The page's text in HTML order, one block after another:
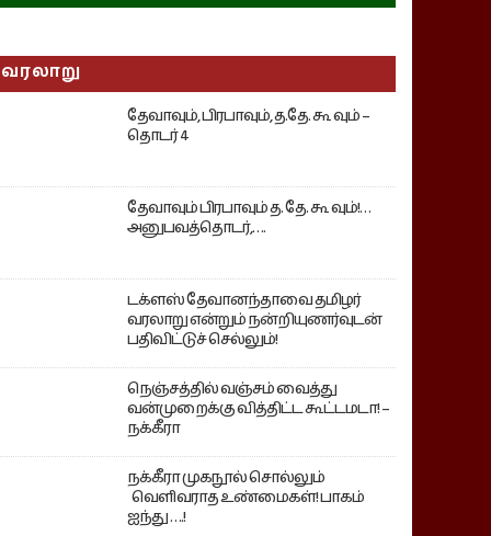
வரலாறு
தேவாவும், பிரபாவும், த.தே. கூ வும் –
தொடர் 4
தேவாவும் பிரபாவும் த. தே. கூ வும்!…
அனுபவத்தொடர்,….
டக்ளஸ் தேவானந்தாவை தமிழர்
வரலாறு என்றும் நன்றியுணர்வுடன்
பதிவிட்டுச் செல்லும்!
நெஞ்சத்தில் வஞ்சம் வைத்து
வன்முறைக்கு வித்திட்ட கூட்டமடா! –
நக்கீரா
நக்கீரா முகநூல் சொல்லும்
வெளிவராத உண்மைகள்! பாகம்
ஐந்து ….!